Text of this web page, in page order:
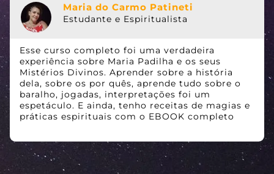
Maria do Carmo Patineti
Estudante e Espiritualista
Esse curso completo foi uma verdadeira
experiência sobre Maria Padilha e os seus
Mistérios Divinos. Aprender sobre a história
dela, sobre os por quês, aprende tudo sobre o
baralho, jogadas, interpretações foi um
espetáculo. E ainda, tenho receitas de magias e
práticas espirituais com o EBOOK completo